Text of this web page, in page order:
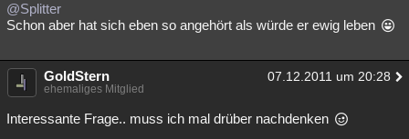
@Splitter
Schon aber hat sich eben so angehört als würde er ewig leben
GoldStern 07.12.2011 um 20:28
ehemaliges Mitglied
Interessante Frage.. muss ich mal drüber nachdenken